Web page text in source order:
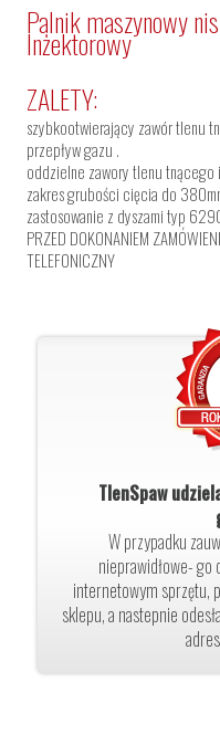
Palnik maszynowy
Inżektorowy
ZALETY:
szybkootwierający zawór tlenu
przepływ gazu .
oddzielne zawory tlenu
zakres grubości cięcia do
zastosowanie z dyszami typ
PRZED DOKONANIEM
TELEFONICZNY
TlenSpaw
W przypadku
nieprawidłowe- go
internetowym sprzętu,
sklepu, a nastepnie